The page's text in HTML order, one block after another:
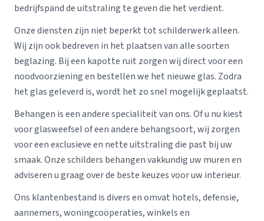
bedrijfspand de uitstraling te geven die het verdient.
Onze diensten zijn niet beperkt tot schilderwerk alleen.
Wij zijn ook bedreven in het plaatsen van alle soorten
beglazing. Bij een kapotte ruit zorgen wij direct voor een
noodvoorziening en bestellen we het nieuwe glas. Zodra
het glas geleverd is, wordt het zo snel mogelijk geplaatst.
Behangen is een andere specialiteit van ons. Of u nu kiest
voor glasweefsel of een andere behangsoort, wij zorgen
voor een exclusieve en nette uitstraling die past bij uw
smaak. Onze schilders behangen vakkundig uw muren en
adviseren u graag over de beste keuzes voor uw interieur.
Ons klantenbestand is divers en omvat hotels, defensie,
aannemers, woningcoöperaties, winkels en